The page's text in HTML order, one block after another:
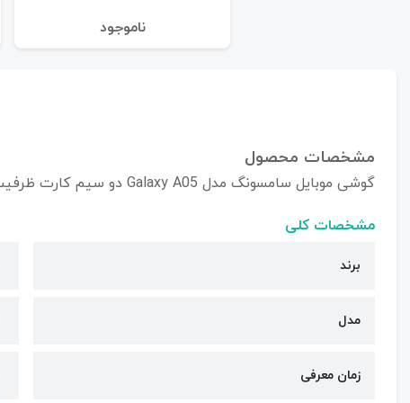
نا‌موجود
مشخصات محصول
گوشی موبایل سامسونگ مدل Galaxy A05 دو سیم کارت ظرفیت 128/4 گیگابایت - چین
مشخصات کلی
برند
مدل
زمان معرفی